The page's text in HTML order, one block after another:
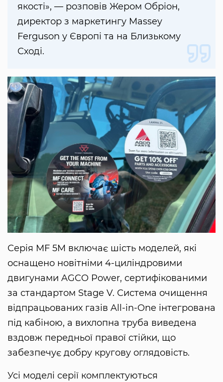
якості», — розповів Жером Обріон,
директор з маркетингу Massey
Ferguson у Європі та на Близькому
Сході.
Серія MF 5M включає шість моделей, які
оснащено новітніми 4-циліндровими
двигунами AGCO Power, сертифікованими
за стандартом Stage V. Система очищення
відпрацьованих газів All-in-One інтегрована
під кабіною, а вихлопна труба виведена
вздовж передньої правої стійки, що
забезпечує добру кругову оглядовість.
Усі моделі серії комплектуються